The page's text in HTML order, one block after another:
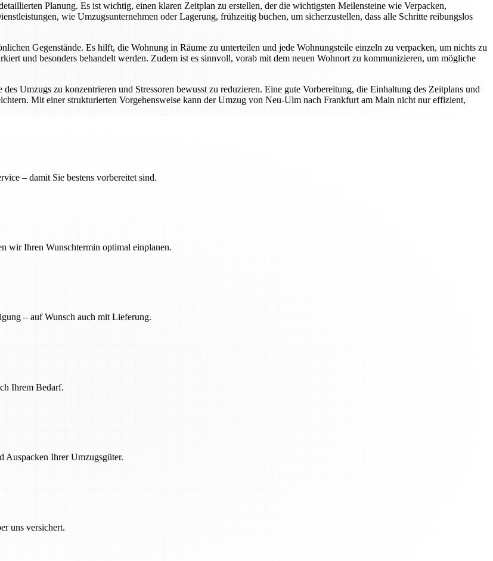
Planung. Es ist wichtig, einen klaren Zeitplan zu erstellen, der die wichtigsten Meilensteine wie Verpacken,
wie Umzugsunternehmen oder Lagerung, frühzeitig buchen, um sicherzustellen, dass alle Schritte reibungslos
Gegenstände. Es hilft, die Wohnung in Räume zu unterteilen und jede Wohnungsteile einzeln zu verpacken, um nichts zu
und besonders behandelt werden. Zudem ist es sinnvoll, vorab mit dem neuen Wohnort zu kommunizieren, um mögliche
Umzugs zu konzentrieren und Stressoren bewusst zu reduzieren. Eine gute Vorbereitung, die Einhaltung des Zeitplans und
Mit einer strukturierten Vorgehensweise kann der Umzug von Neu-Ulm nach Frankfurt am Main nicht nur effizient,
– damit Sie bestens vorbereitet sind.
wir Ihren Wunschtermin optimal einplanen.
– auf Wunsch auch mit Lieferung.
Ihrem Bedarf.
Auspacken Ihrer Umzugsgüter.
uns versichert.